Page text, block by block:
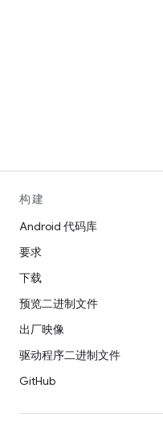
构建
Android 代码库
要求
下载
预览二进制文件
出厂映像
驱动程序二进制文件
GitHub